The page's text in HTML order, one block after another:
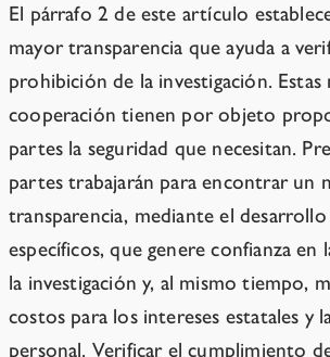
El párrafo 2 de este artículo
mayor transparencia que ayuda a
prohibición de la investigación. Estas
cooperación tienen por objeto
partes la seguridad que necesitan.
partes trabajarán para encontrar un
transparencia, mediante el
específicos, que genere confianza
la investigación y, al mismo tiempo,
costos para los intereses estatales y
personal. Verificar el cumplimiento